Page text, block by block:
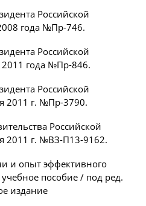
Российской
года №Пр-746.
Российской
года №Пр-846.
Российской
2011 г. №Пр-3790.
Российской
2011 г. №ВЗ-П13-9162.
и опыт эффективного
пособие / под ред.
издание